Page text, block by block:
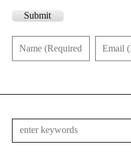
Submit